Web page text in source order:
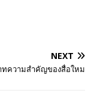
NEXT
ทความสำคัญของสื่อใหม